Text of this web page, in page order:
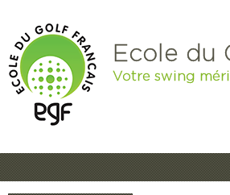
Ecole du
Votre swing